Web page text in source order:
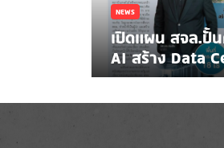
NEWS
เปิดแผน สจล.ปั้
AI สร้าง Data